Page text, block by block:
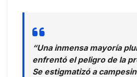
“Una inmensa mayoría
enfrentó el peligro de la
Se estigmatizó a